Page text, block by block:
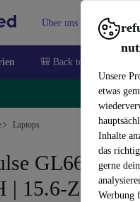
Unsere
etwas
Inhalte
das
gerne
Werbung
Über uns Verkaufen
🎒 Back to school
Laptops
GL66
| 15.6-Zoll